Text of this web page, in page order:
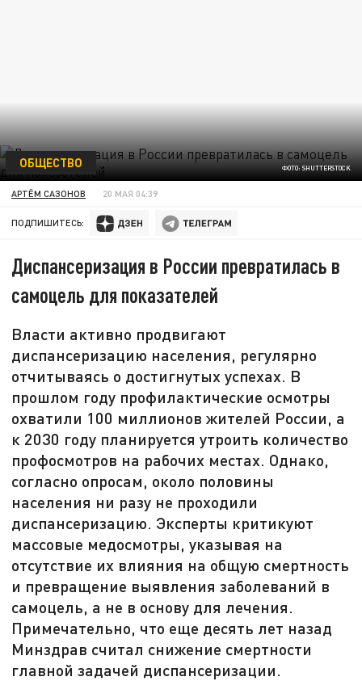
ФОТО: SHUTTERSTOCK
ОБЩЕСТВО
АРТЁМ САЗОНОВ 20 МАЯ 04:39
ПОДПИШИТЕСЬ:
Диспансеризация в России превратилась в
самоцель для показателей
Власти активно продвигают
диспансеризацию населения, регулярно
отчитываясь о достигнутых успехах. В
прошлом году профилактические осмотры
охватили 100 миллионов жителей России, а
к 2030 году планируется утроить количество
профосмотров на рабочих местах. Однако,
согласно опросам, около половины
населения ни разу не проходили
диспансеризацию. Эксперты критикуют
массовые медосмотры, указывая на
отсутствие их влияния на общую смертность
и превращение выявления заболеваний в
самоцель, а не в основу для лечения.
Примечательно, что еще десять лет назад
Минздрав считал снижение смертности
главной задачей диспансеризации.